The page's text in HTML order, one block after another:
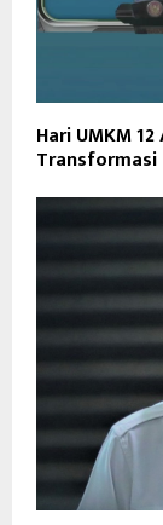
Hari UMKM
Transformasi